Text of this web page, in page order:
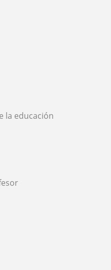
la educación